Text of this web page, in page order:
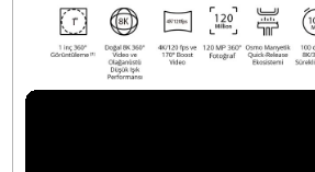
düzenleme sağlar.
DJI Mimo uygulaması ve DJI
içerikleri düzenlemek ve